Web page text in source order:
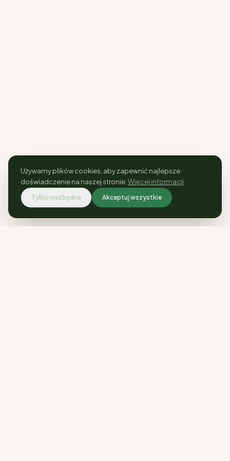
Używamy plików cookies, aby zapewnić najlepsze
doświadczenie na naszej stronie. Więcej informacji
Tylko niezbędne Akceptuj wszystkie